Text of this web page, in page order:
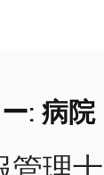
: 病院